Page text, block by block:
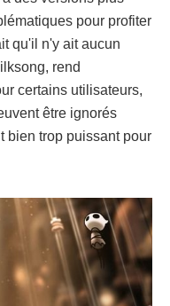
pour profiter
qu'il n'y ait aucun
rend
certains utilisateurs,
être ignorés
bien trop puissant pour